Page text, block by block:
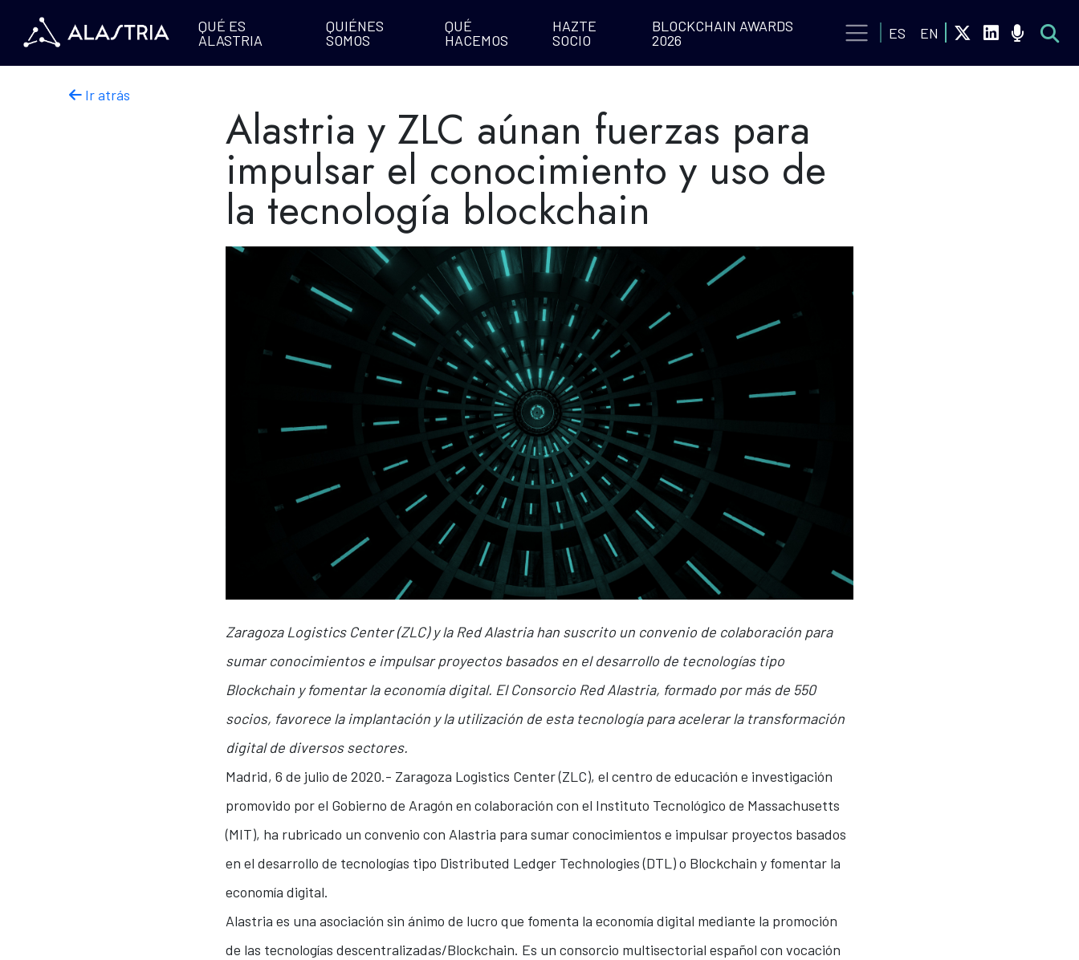
QUÉ ES
ALASTRIA
QUIÉNES
SOMOS
QUÉ
HACEMOS
HAZTE
SOCIO
BLOCKCHAIN AWARDS
2026
ES EN
Ir atrás
Alastria y ZLC aúnan fuerzas para
impulsar el conocimiento y uso de
la tecnología blockchain
Zaragoza Logistics Center (ZLC) y la Red Alastria han suscrito un convenio de colaboración para
sumar conocimientos e impulsar proyectos basados en el desarrollo de tecnologías tipo
Blockchain y fomentar la economía digital. El Consorcio Red Alastria, formado por más de 550
socios, favorece la implantación y la utilización de esta tecnología para acelerar la transformación
digital de diversos sectores.
Madrid, 6 de julio de 2020.- Zaragoza Logistics Center (ZLC), el centro de educación e investigación
promovido por el Gobierno de Aragón en colaboración con el Instituto Tecnológico de Massachusetts
(MIT), ha rubricado un convenio con Alastria para sumar conocimientos e impulsar proyectos basados
en el desarrollo de tecnologías tipo Distributed Ledger Technologies (DTL) o Blockchain y fomentar la
economía digital.
Alastria es una asociación sin ánimo de lucro que fomenta la economía digital mediante la promoción
de las tecnologías descentralizadas/Blockchain. Es un consorcio multisectorial español con vocación